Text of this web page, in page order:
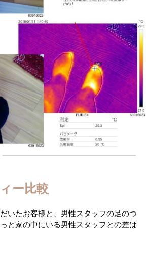
ー比較
いたお客様と、男性スタッフの足のつ
と家の中にいる男性スタッフとの差は